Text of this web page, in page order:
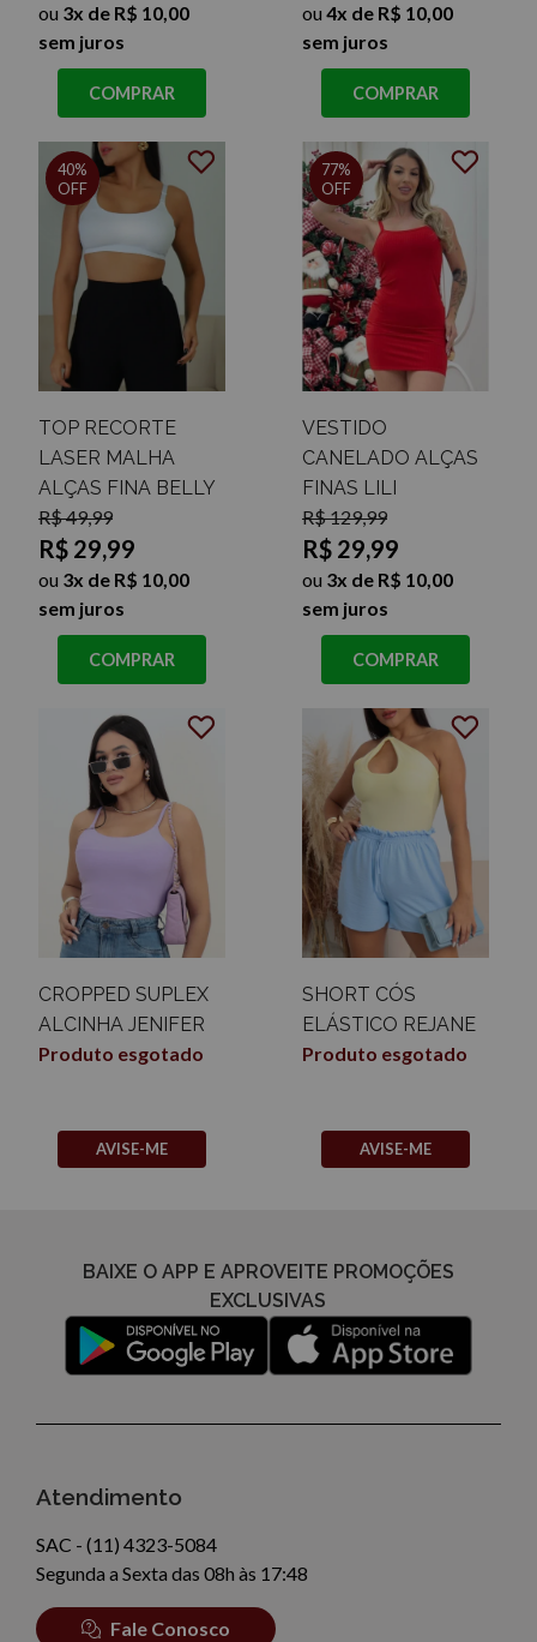
ou 3x de R$ 10,00
sem juros
COMPRAR
ou 4x de R$ 10,00
sem juros
COMPRAR
TOP RECORTE
LASER MALHA
ALÇAS FINA BELLY
R$ 49,99
R$ 29,99
ou 3x de R$ 10,00
sem juros
40%
OFF
COMPRAR
VESTIDO
CANELADO ALÇAS
FINAS LILI
R$ 129,99
R$ 29,99
ou 3x de R$ 10,00
sem juros
77%
OFF
COMPRAR
CROPPED SUPLEX
ALCINHA JENIFER
Produto esgotado
AVISE-ME
SHORT CÓS
ELÁSTICO REJANE
Produto esgotado
AVISE-ME
BAIXE O APP E APROVEITE PROMOÇÕES
EXCLUSIVAS
Atendimento
SAC - (11) 4323-5084
Segunda a Sexta das 08h às 17:48
Fale Conosco